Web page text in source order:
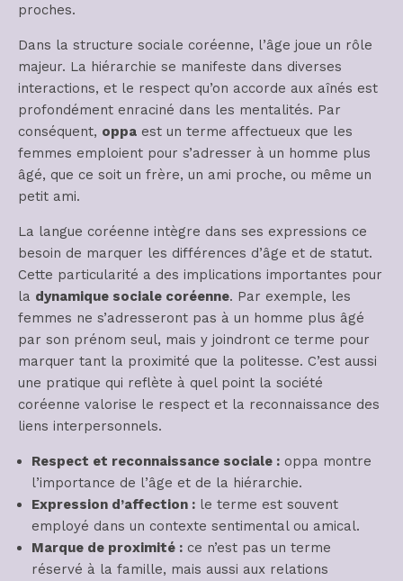
proches.
Dans la structure sociale coréenne, l’âge joue un rôle
majeur. La hiérarchie se manifeste dans diverses
interactions, et le respect qu’on accorde aux aînés est
profondément enraciné dans les mentalités. Par
conséquent, oppa est un terme affectueux que les
femmes emploient pour s’adresser à un homme plus
âgé, que ce soit un frère, un ami proche, ou même un
petit ami.
La langue coréenne intègre dans ses expressions ce
besoin de marquer les différences d’âge et de statut.
Cette particularité a des implications importantes pour
la dynamique sociale coréenne. Par exemple, les
femmes ne s’adresseront pas à un homme plus âgé
par son prénom seul, mais y joindront ce terme pour
marquer tant la proximité que la politesse. C’est aussi
une pratique qui reflète à quel point la société
coréenne valorise le respect et la reconnaissance des
liens interpersonnels.
Respect et reconnaissance sociale : oppa montre
l’importance de l’âge et de la hiérarchie.
Expression d’affection : le terme est souvent
employé dans un contexte sentimental ou amical.
Marque de proximité : ce n’est pas un terme
réservé à la famille, mais aussi aux relations